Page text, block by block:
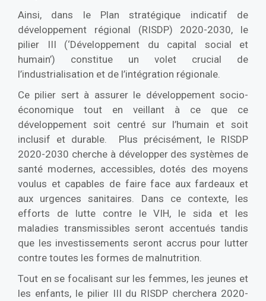
Ainsi, dans le Plan stratégique indicatif de
développement régional (RISDP) 2020-2030, le
pilier III (‘Développement du capital social et
humain’) constitue un volet crucial de
l’industrialisation et de l’intégration régionale.
Ce pilier sert à assurer le développement socio-
économique tout en veillant à ce que ce
développement soit centré sur l’humain et soit
inclusif et durable. Plus précisément, le RISDP
2020-2030 cherche à développer des systèmes de
santé modernes, accessibles, dotés des moyens
voulus et capables de faire face aux fardeaux et
aux urgences sanitaires. Dans ce contexte, les
efforts de lutte contre le VIH, le sida et les
maladies transmissibles seront accentués tandis
que les investissements seront accrus pour lutter
contre toutes les formes de malnutrition.
Tout en se focalisant sur les femmes, les jeunes et
les enfants, le pilier III du RISDP cherchera 2020-